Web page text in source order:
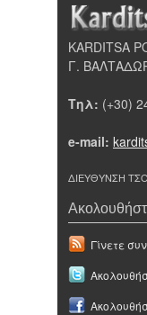
KARDITSA
Γ.
Τηλ: (+30)
e-mail:
ΔΙΕΥΘΥΝΣΗ
Γίνετε